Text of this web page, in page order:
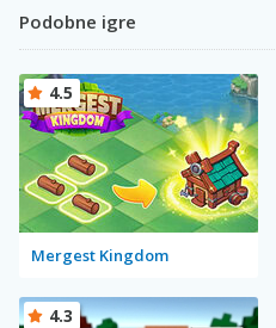
Podobne igre
Mergest Kingdom
4.5
4.3